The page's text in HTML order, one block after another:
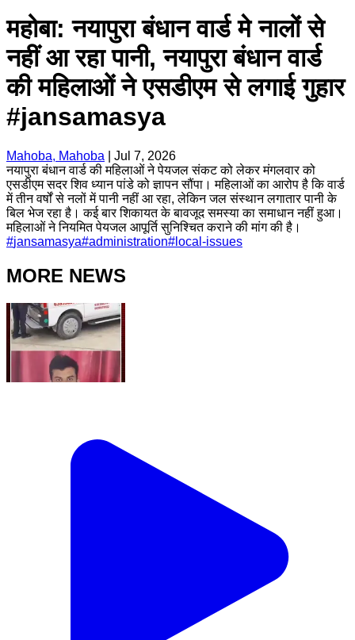
महोबा: नयापुरा बंधान वार्ड मे नालों से
नहीं आ रहा पानी, नयापुरा बंधान वार्ड
की महिलाओं ने एसडीएम से लगाई गुहार
#jansamasya
Mahoba, Mahoba
Jul 7, 2026
नयापुरा बंधान वार्ड की महिलाओं ने पेयजल संकट को लेकर मंगलवार को
एसडीएम सदर शिव ध्यान पांडे को ज्ञापन सौंपा। महिलाओं का आरोप है कि वार्ड
में तीन वर्षों से नलों में पानी नहीं आ रहा, लेकिन जल संस्थान लगातार पानी के
बिल भेज रहा है। कई बार शिकायत के बावजूद समस्या का समाधान नहीं हुआ।
महिलाओं ने नियमित पेयजल आपूर्ति सुनिश्चित कराने की मांग की है।
#jansamasya#administration# local-issues
MORE NEWS